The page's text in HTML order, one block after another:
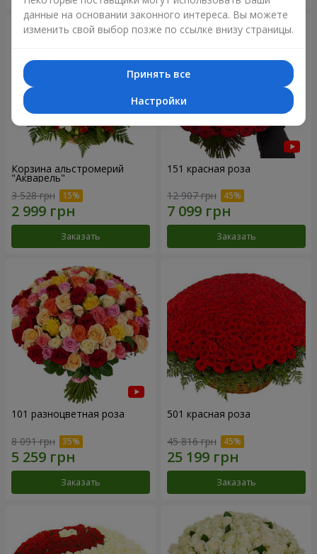
Корзина альстромерий
"Акварель"
3 528 грн
Заказать
151 красная роза
12 907 грн
Заказать
101 разноцветная роза
8 091 грн
Заказать
501 красная роза
45 816 грн
Заказать
данные на основании законного интереса. Вы можете
изменить свой выбор позже по ссылке внизу страницы.
Принять все
Настройки